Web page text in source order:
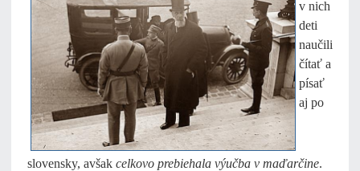
v nich
deti
naučili
čítať a
písať
aj po
slovensky, avšak celkovo prebiehala výučba v maďarčine.